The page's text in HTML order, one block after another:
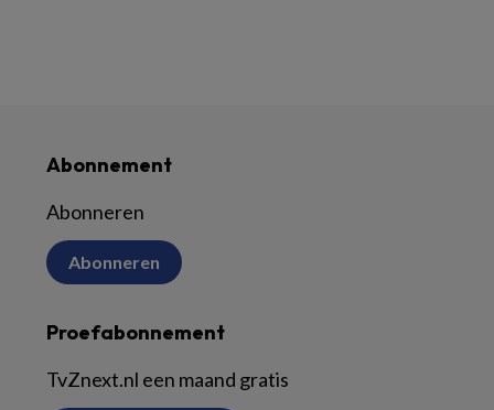
Abonnement
Abonneren
Abonneren
Proefabonnement
TvZnext.nl een maand gratis